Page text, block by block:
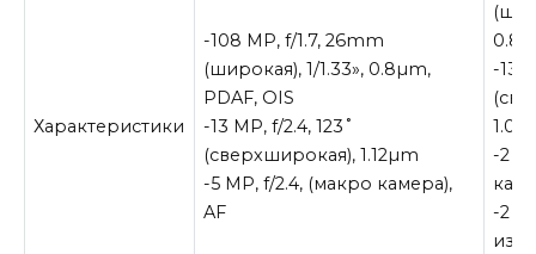
Характеристики
-108 MP, f/1.7, 26mm
(широкая), 1/1.33», 0.8µm,
PDAF, OIS
-13 MP, f/2.4, 123˚
(сверхширокая), 1.12µm
-5 MP, f/2.4, (макро камера),
AF
-13
-2
-2